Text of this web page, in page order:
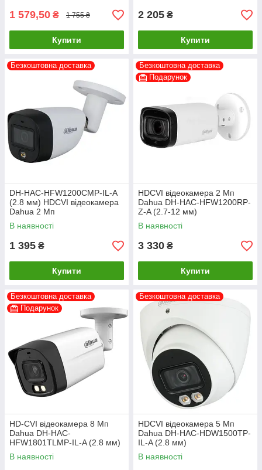
1 579,50 ₴ 1 755 ₴
Купити
2 205 ₴
Купити
Безкоштовна доставка
DH-HAC-HFW1200CMP-IL-A
(2.8 мм) HDCVI відеокамера
Dahua 2 Мп
В наявності
1 395 ₴
Купити
Безкоштовна доставка
Подарунок
HDCVI відеокамера 2 Мп
Dahua DH-HAC-HFW1200RP-
Z-A (2.7-12 мм)
В наявності
3 330 ₴
Купити
Безкоштовна доставка
Подарунок
HD-CVI відеокамера 8 Мп
Dahua DH-HAC-
HFW1801TLMP-IL-A (2.8 мм)
В наявності
Безкоштовна доставка
HDCVI відеокамера 5 Мп
Dahua DH-HAC-HDW1500TP-
IL-A (2.8 мм)
В наявності